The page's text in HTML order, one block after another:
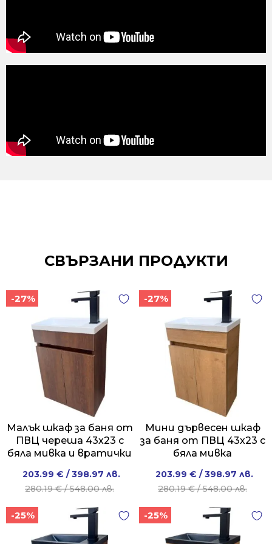
СВЪРЗАНИ ПРОДУКТИ
-27%
Малък шкаф за баня от
ПВЦ череша 43х23 с
бяла мивка и вратички
280.19€/ 548.00 лв.
Original
price
280.19 €
/
203.99 € / 398.97 лв.
Current
price
203.99 €
/
-27%
Мини дървесен шкаф
за баня от ПВЦ 43х23 с
бяла мивка
280.19€/ 548.00 лв.
Original
price
280.19 €
/
203.99 € / 398.97 лв.
Current
price
203.99 €
/
-25% -25%